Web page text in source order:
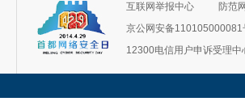
互联网举报中心
防范
京公网安备110105000081
12300电信用户申诉受理中